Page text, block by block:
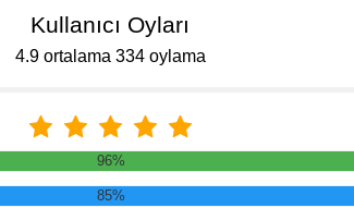
Kullanıcı Oyları
4.9 ortalama 334 oylama
96%
85%